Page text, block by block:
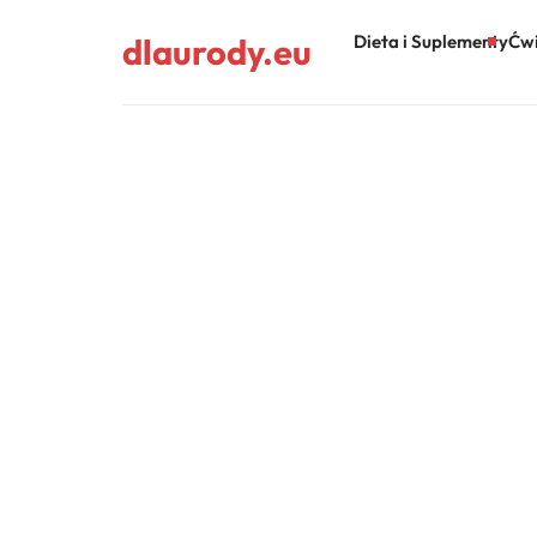
dlaurody.eu Dieta i Suplementy